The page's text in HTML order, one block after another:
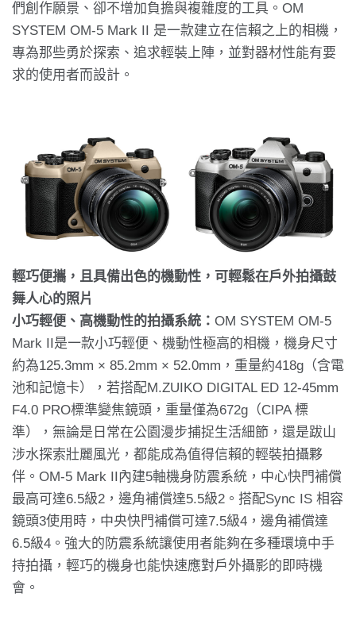
們創作願景、卻不增加負擔與複雜度的工具。OM
SYSTEM OM-5 Mark II 是一款建立在信賴之上的相機，
專為那些勇於探索、追求輕裝上陣，並對器材性能有要
求的使用者而設計。
輕巧便攜，且具備出色的機動性，可輕鬆在戶外拍攝鼓
舞人心的照片
小巧輕便、高機動性的拍攝系統： OM SYSTEM OM-5
Mark II是一款小巧輕便、機動性極高的相機，機身尺寸
約為125.3mm × 85.2mm × 52.0mm，重量約418g（含電
池和記憶卡），若搭配M.ZUIKO DIGITAL ED 12-45mm
F4.0 PRO標準變焦鏡頭，重量僅為672g（CIPA 標
準），無論是日常在公園漫步捕捉生活細節，還是跋山
涉水探索壯麗風光，都能成為值得信賴的輕裝拍攝夥
伴。OM-5 Mark II內建5軸機身防震系統，中心快門補償
最高可達6.5級2，邊角補償達5.5級2。搭配Sync IS 相容
鏡頭3使用時，中央快門補償可達7.5級4，邊角補償達
6.5級4。強大的防震系統讓使用者能夠在多種環境中手
持拍攝，輕巧的機身也能快速應對戶外攝影的即時機
會。